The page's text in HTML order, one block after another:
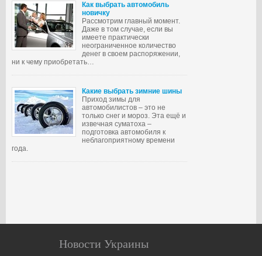
Как выбрать автомобиль
новичку
Рассмотрим главный момент.
Даже в том случае, если вы
имеете практически
неограниченное количество
денег в своем распоряжении,
ни к чему приобретать…
Какие выбрать зимние шины
Приход зимы для
автомобилистов – это не
только снег и мороз. Эта ещё и
извечная суматоха –
подготовка автомобиля к
неблагоприятному времени
года.
Новости Украины